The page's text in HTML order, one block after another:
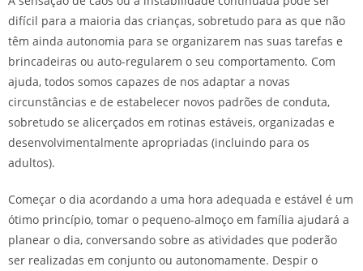
difícil para a maioria das crianças, sobretudo para as que não
têm ainda autonomia para se organizarem nas suas tarefas e
brincadeiras ou auto-regularem o seu comportamento. Com
ajuda, todos somos capazes de nos adaptar a novas
circunstâncias e de estabelecer novos padrões de conduta,
sobretudo se alicerçados em rotinas estáveis, organizadas e
desenvolvimentalmente apropriadas (incluindo para os
adultos).
Começar o dia acordando a uma hora adequada e estável é um
ótimo princípio, tomar o pequeno-almoço em família ajudará a
planear o dia, conversando sobre as atividades que poderão
ser realizadas em conjunto ou autonomamente. Despir o